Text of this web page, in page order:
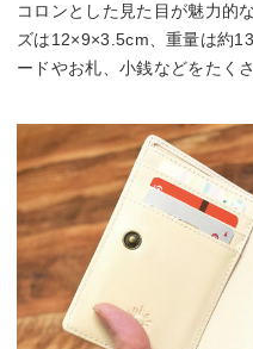
コロンとした見た目が魅力的
ズは12×9×3.5cm、重量は約
ードやお札、小銭などをたく